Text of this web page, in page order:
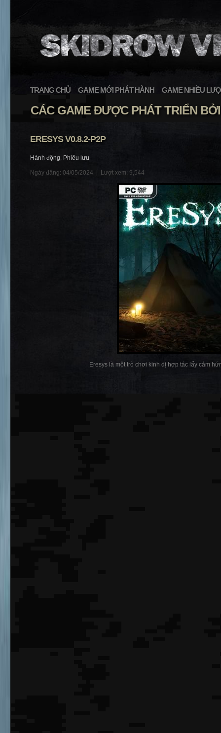
TRANG CHỦ GAME MỚI PHÁT HÀNH GAME NHIỀU
CÁC GAME ĐƯỢC PHÁT TRIỂN
ERESYS V0.8.2-P2P
Hành động, Phiêu lưu
Ngày đăng: 04/05/2024 | Lượt xem: 9,544
Eresys là một trò chơi kinh dị hợp tác lấy cảm